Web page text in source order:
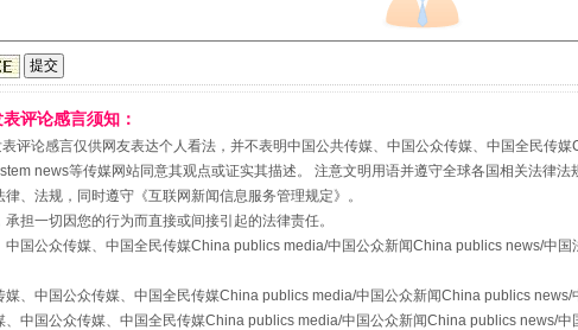
美国五大"原罪"
评论感言须知：
评论感言仅供网友表达个人看法，并不表明中国公共传媒、中国公众传媒、中国全民传
news等传媒网站同意其观点或证实其描述。 注意文明用语并遵守全球各国相关法律法
律、法规，同时遵守《互联网新闻信息服务管理规定》。
担一切因您的行为而直接或间接引起的法律责任。
中国公众传媒、中国全民传媒China publics media/中国公众新闻China publics news/中
媒、中国公众传媒、中国全民传媒China publics media/中国公众新闻China publics
、中国公众传媒、中国全民传媒China publics media/中国公众新闻China publics news/